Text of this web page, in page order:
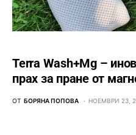
Terra Wash+Mg –
прах за пране от
ОТ БОРЯНА ПОПОВА НОЕМВРИ 23,